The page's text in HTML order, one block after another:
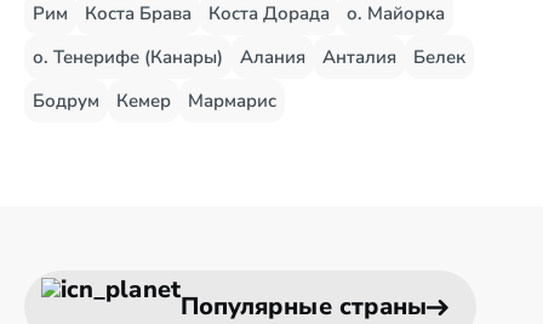
Рим
Коста Брава Коста Дорада
о. Майорка
о. Тенерифе (Канары)
Алания Анталия
Белек
Бодрум
Кемер Мармарис
Популярные страны